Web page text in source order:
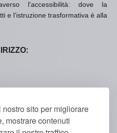
sito per migliorare
mostrare contenuti
l'accessibilità: dove la
e l'istruzione trasformativa è alla